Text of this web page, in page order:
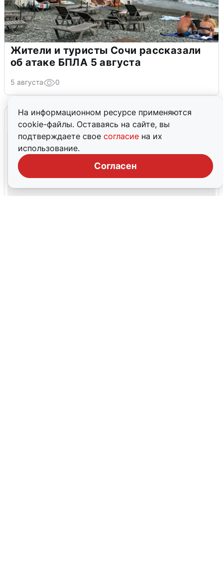
На информационном ресурсе применяются
cookie-файлы. Оставаясь на сайте, вы
подтверждаете свое согласие на их
использование.
Согласен
Жители и туристы Сочи рассказали
об атаке БПЛА 5 августа
5 августа 0